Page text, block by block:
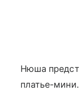
Нюша
платье-мини.